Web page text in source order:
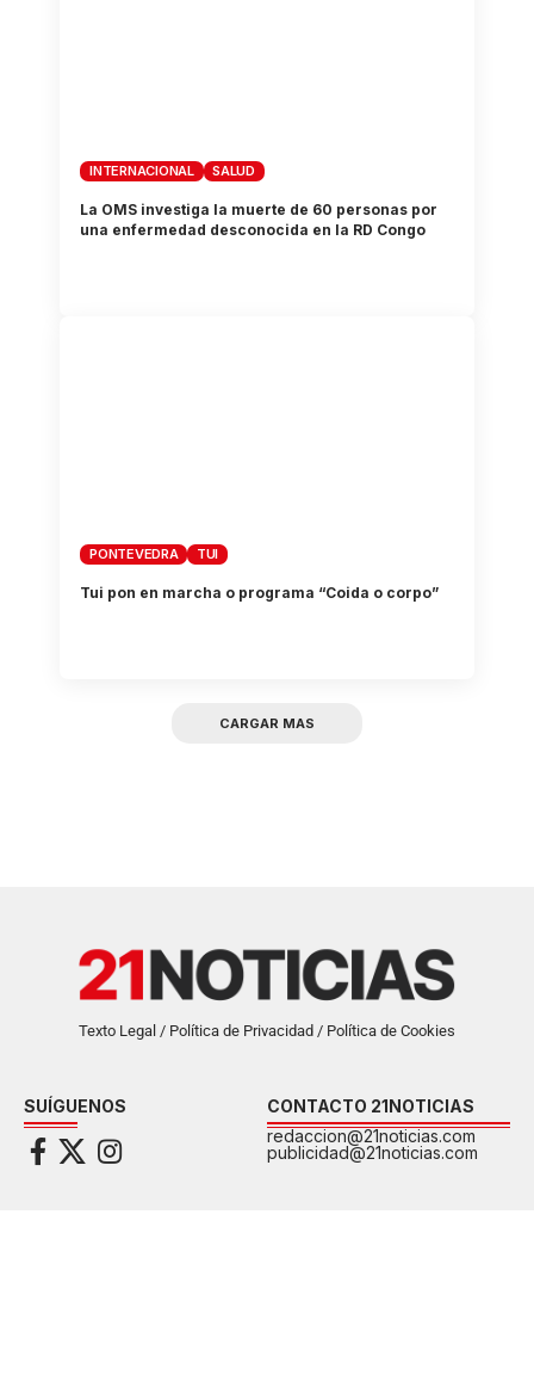
INTERNACIONAL SALUD
La OMS investiga la muerte de 60 personas por
una enfermedad desconocida en la RD Congo
PONTEVEDRA TUI
Tui pon en marcha o programa “Coida o corpo”
CARGAR MAS
Texto Legal / Política de Privacidad / Política de Cookies
SUÍGUENOS
CONTACTO 21NOTICIAS
redaccion@21noticias.com
publicidad@21noticias.com